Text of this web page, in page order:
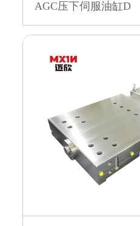
AGC压下伺服油缸D